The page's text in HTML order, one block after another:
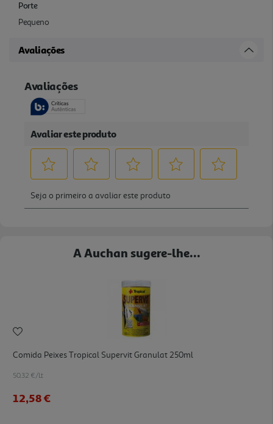
Porte
Pequeno
Avaliações
A Auchan sugere-lhe...
Comida Peixes Tropical Supervit Granulat 250ml
50.32 €/Lt
12,58 €